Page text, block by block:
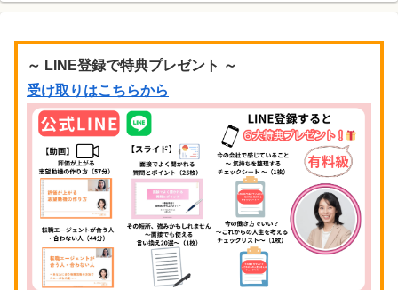
～ LINE登録で特典プレゼント ～
受け取りはこちらから